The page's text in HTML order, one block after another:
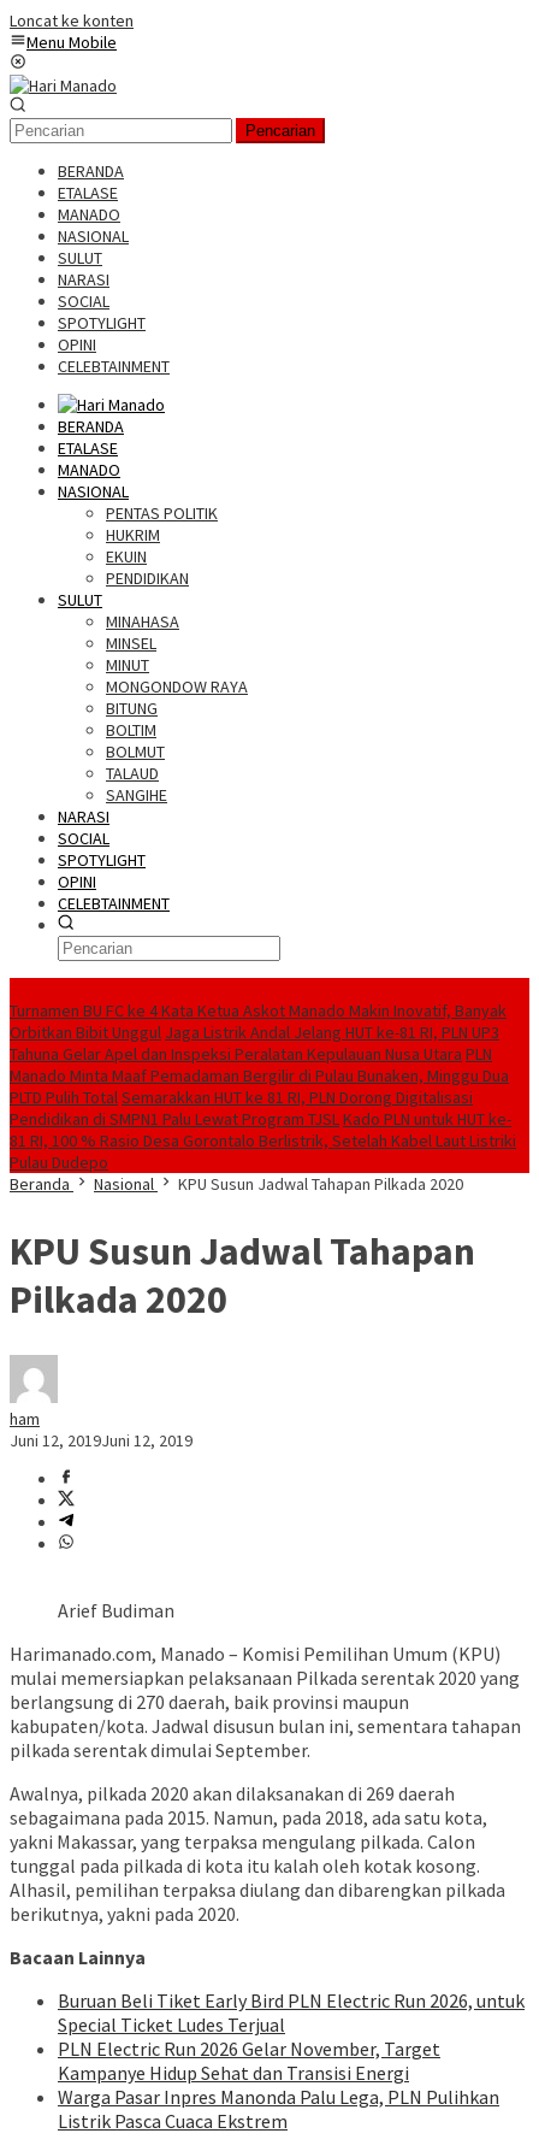
Loncat ke konten
Menu Mobile
Pencarian
BERANDA
ETALASE
MANADO
NASIONAL
SULUT
NARASI
SOCIAL
SPOTYLIGHT
OPINI
CELEBTAINMENT
BERANDA
ETALASE
MANADO
NASIONAL
PENTAS POLITIK
HUKRIM
EKUIN
PENDIDIKAN
SULUT
MINAHASA
MINSEL
MINUT
MONGONDOW RAYA
BITUNG
BOLTIM
BOLMUT
TALAUD
SANGIHE
NARASI
SOCIAL
SPOTYLIGHT
OPINI
CELEBTAINMENT
Turnamen BU FC ke 4 Kata Ketua Askot Manado Makin Inovatif, Banyak
Orbitkan Bibit Unggul Jaga Listrik Andal Jelang HUT ke-81 RI, PLN UP3
Tahuna Gelar Apel dan Inspeksi Peralatan Kepulauan Nusa Utara PLN
Manado Minta Maaf Pemadaman Bergilir di Pulau Bunaken, Minggu Dua
PLTD Pulih TotalSemarakkan HUT ke 81 RI, PLN Dorong Digitalisasi
Pendidikan di SMPN1 Palu Lewat Program TJSLKado PLN untuk HUT ke-
81 RI, 100 % Rasio Desa Gorontalo Berlistrik, Setelah Kabel Laut Listriki
Pulau Dudepo
Beranda
Nasional KPU Susun Jadwal Tahapan Pilkada 2020
KPU Susun Jadwal Tahapan
Pilkada 2020
ham
Juni 12, 2019Juni 12, 2019
Arief Budiman
Harimanado.com, Manado – Komisi Pemilihan Umum (KPU)
mulai memersiapkan pelaksanaan Pilkada serentak 2020 yang
berlangsung di 270 daerah, baik provinsi maupun
kabupaten/kota. Jadwal disusun bulan ini, sementara tahapan
pilkada serentak dimulai September.
Awalnya, pilkada 2020 akan dilaksanakan di 269 daerah
sebagaimana pada 2015. Namun, pada 2018, ada satu kota,
yakni Makassar, yang terpaksa mengulang pilkada. Calon
tunggal pada pilkada di kota itu kalah oleh kotak kosong.
Alhasil, pemilihan terpaksa diulang dan dibarengkan pilkada
berikutnya, yakni pada 2020.
Bacaan Lainnya
Buruan Beli Tiket Early Bird PLN Electric Run 2026, untuk
Special Ticket Ludes Terjual
PLN Electric Run 2026 Gelar November, Target
Kampanye Hidup Sehat dan Transisi Energi
Warga Pasar Inpres Manonda Palu Lega, PLN Pulihkan
Listrik Pasca Cuaca Ekstrem